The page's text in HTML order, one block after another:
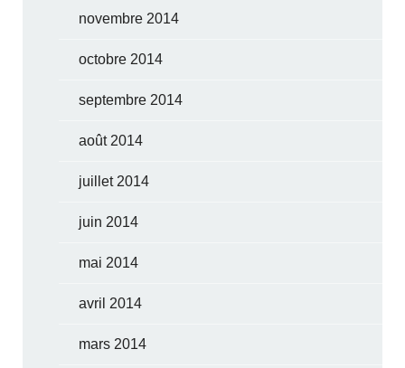
novembre 2014
octobre 2014
septembre 2014
août 2014
juillet 2014
juin 2014
mai 2014
avril 2014
mars 2014